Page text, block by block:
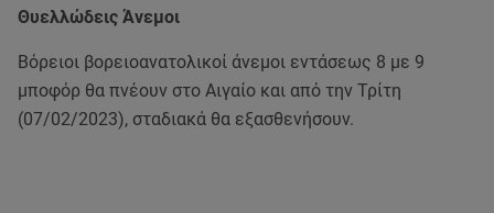
Θυελλώδεις Άνεμοι
Βόρειοι βορειοανατολικοί άνεμοι εντάσεως 8 με 9
μποφόρ θα πνέουν στο Αιγαίο και από την Τρίτη
(07/02/2023), σταδιακά θα εξασθενήσουν.